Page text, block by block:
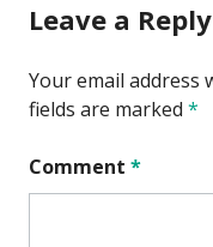
Leave a Reply
Your email address
fields are marked *
Comment *